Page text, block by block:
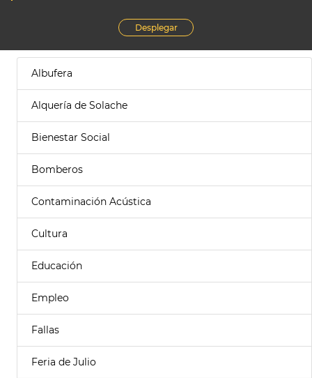
Desplegar
Albufera
Alquería de Solache
Bienestar Social
Bomberos
Contaminación Acústica
Cultura
Educación
Empleo
Fallas
Feria de Julio